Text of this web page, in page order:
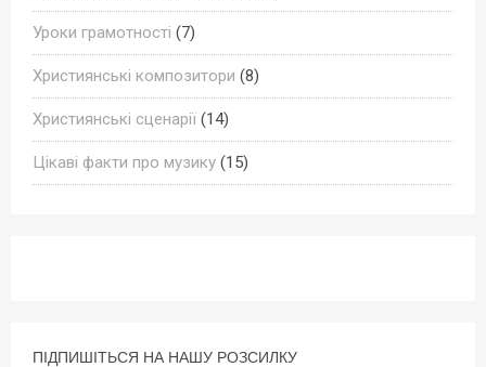
Уроки грамотності (7)
Християнські композитори (8)
Християнські сценарії (14)
Цікаві факти про музику (15)
ПІДПИШІТЬСЯ НА НАШУ РОЗСИЛКУ